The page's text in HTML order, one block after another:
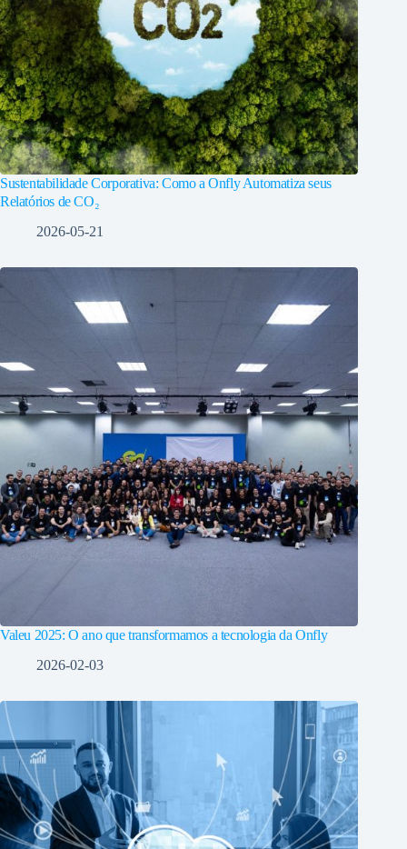
Sustentabilidade Corporativa: Como a Onfly Automatiza seus
Relatórios de CO₂
2026-05-21
Valeu 2025: O ano que transformamos a tecnologia da Onfly
2026-02-03